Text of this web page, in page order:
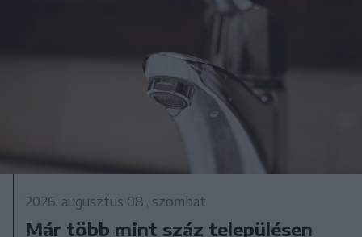
2026. augusztus 08., szombat
Már több mint száz településen